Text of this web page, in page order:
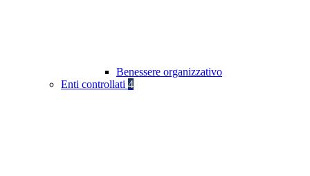
Benessere organizzativo
Enti controllati 4